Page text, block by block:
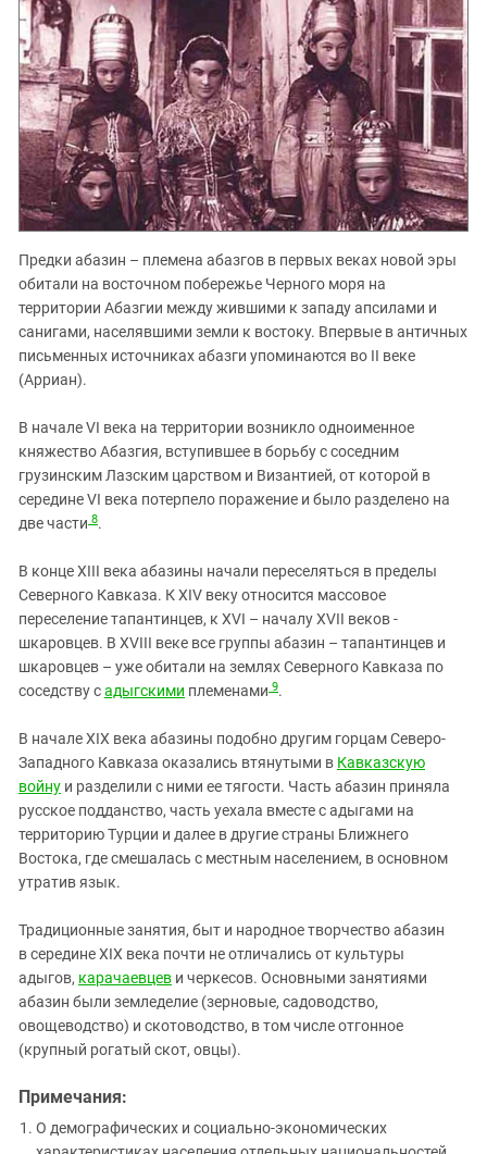
Предки абазин – племена абазгов в первых веках новой эры
обитали на восточном побережье Черного моря на
территории Абазгии между жившими к западу апсилами и
санигами, населявшими земли к востоку. Впервые в античных
письменных источниках абазги упоминаются во II веке
(Арриан).
В начале VI века на территории возникло одноименное
княжество Абазгия, вступившее в борьбу с соседним
грузинским Лазским царством и Византией, от которой в
середине VI века потерпело поражение и было разделено на
две части 8.
В конце XIII века абазины начали переселяться в пределы
Северного Кавказа. К XIV веку относится массовое
переселение тапантинцев, к XVI – началу XVII веков -
шкаровцев. В XVIII веке все группы абазин – тапантинцев и
шкаровцев – уже обитали на землях Северного Кавказа по
соседству садыгскими племенами 9.
В начале XIX века абазины подобно другим горцам Северо-
Западного Кавказа оказались втянутыми в Кавказскую
войну и разделили с ними ее тягости. Часть абазин приняла
русское подданство, часть уехала вместе с адыгами на
территорию Турции и далее в другие страны Ближнего
Востока, где смешалась с местным населением, в основном
утратив язык.
Традиционные занятия, быт и народное творчество абазин
в середине XIX века почти не отличались от культуры
адыгов, карачаевцев и черкесов. Основными занятиями
абазин были земледелие (зерновые, садоводство,
овощеводство) и скотоводство, в том числе отгонное
(крупный рогатый скот, овцы).
Примечания:
О демографических и социально-экономических